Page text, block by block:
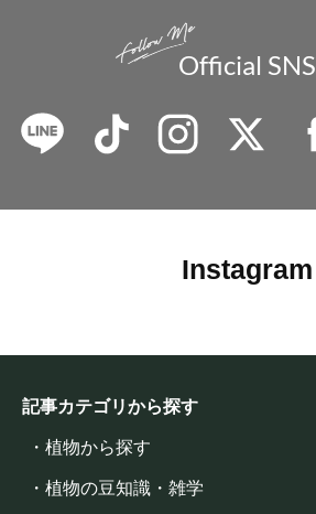
Official SNS
Instagram
記事カテゴリから探す
・植物から探す
・植物の豆知識・雑学